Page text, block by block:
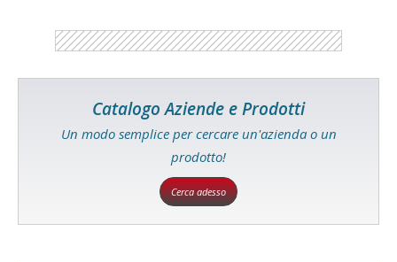
Catalogo Aziende e Prodotti
Un modo semplice per cercare un'azienda o un
prodotto!
Cerca adesso